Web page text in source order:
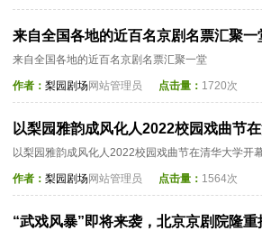
来自全国各地的近百名京剧名票汇聚一
来自全国各地的近百名京剧名票汇聚一堂
作者： 梨园剧场网站管理员 点击量： 1720次
以梨园雅韵成风化人2022校园戏曲节
以梨园雅韵成风化人2022校园戏曲节在清华大学开
作者： 梨园剧场网站管理员 点击量： 1564次
“武戏风暴”即将来袭，北京京剧院隆